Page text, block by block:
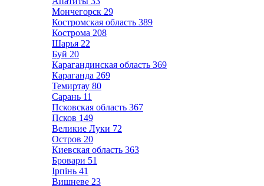
Мончегорск 29
Костромская область 389
Кострома 208
Шарья 22
Буй 20
Карагандинская область 369
Караганда 269
Темиртау 80
Сарань 11
Псковская область 367
Псков 149
Великие Луки 72
Остров 20
Киевская область 363
Бровари 51
Ірпінь 41
Вишневе 23